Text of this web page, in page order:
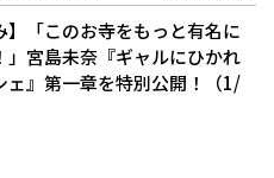
】「このお寺をもっと有名に
」宮島未奈『ギャルにひかれ
ェ』第一章を特別公開！（1/